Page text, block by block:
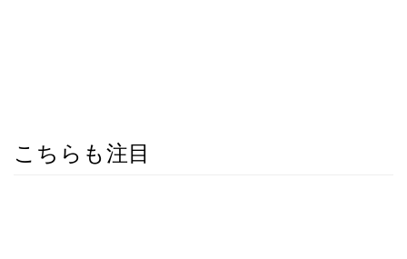
こちらも注目